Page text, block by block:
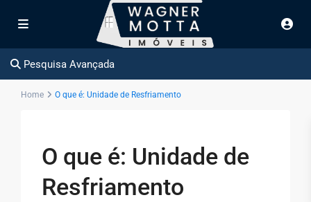
Pesquisa Avançada
Home O que é: Unidade de Resfriamento
O que é: Unidade de
Resfriamento